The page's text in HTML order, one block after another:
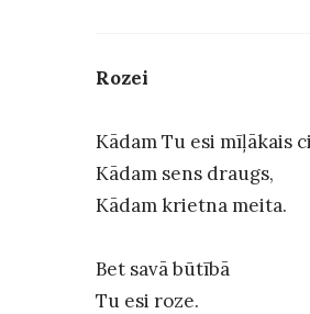
Rozei
Kādam Tu esi mīļākais
Kādam sens draugs,
Kādam krietna meita.
Bet savā būtībā
Tu esi roze.